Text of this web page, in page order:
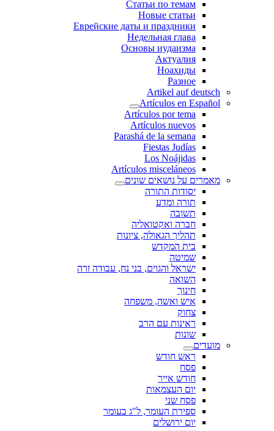
Статьи по темам
Новые статьи
Еврейские даты и праздники
Недельная глава
Основы иудаизма
Актуалия
Ноахиды
Разное
Artikel auf deutsch
Artículos en Español
Artículos por tema
Artículos nuevos
Parashá de la semana
Fiestas Judías
Los Noájidas
Artículos misceláneos
מאמרים על נושאים שונים
יסודות התורה
תורה ומדע
תשובה
חברה ואקטואליה
תהליך הגאולה, ציונות
בית המקדש
שמיטה
ישראל והגוים, בני נח, עבודה זרה
השואה
חינוך
איש ואשה, משפחה
צחוק
ראינות עם הרב
שונות
מועדים
ראש חודש
פסח
חודש אייר
יום העצמאות
פסח שני
ספירת העומר, ל"ג בעומר
יום ירושלים